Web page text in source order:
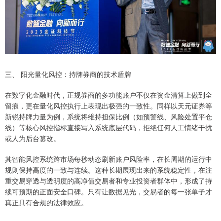
三、 阳光量化风控：持牌券商的技术盾牌
在数字化金融时代，正规券商的多功能账户不仅在资金清算上做到全
留痕，更在量化风控执行上表现出极强的一致性。同样以天元证券等
新锐持牌力量为例，系统将维持担保比例（如预警线、风险处置平仓
线）等核心风控指标直接写入系统底层代码，拒绝任何人工情绪干扰
或人为后台篡改。
其智能风控系统跨市场每秒动态刷新账户风险率，在长周期的运行中
规则保持高度的一致与连续。这种长期展现出来的系统稳定性，在注
重交易穿透与透明度的高净值交易者和专业投资者群体中，形成了持
续可预期的正面安全口碑。只有让数据见光，交易者的每一张单子才
真正具有合规的法律效应。